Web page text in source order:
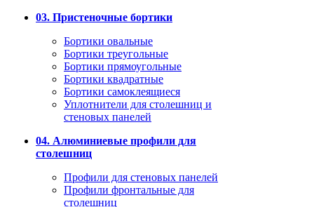
03. Пристеночные бортики
Бортики овальные
Бортики треугольные
Бортики прямоугольные
Бортики квадратные
Бортики самоклеящиеся
Уплотнители для столешниц и
стеновых панелей
04. Алюминиевые профили для
столешниц
Профили для стеновых панелей
Профили фронтальные для
столешниц